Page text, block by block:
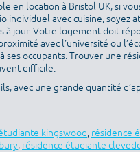
en location à Bristol UK, si
individuel avec cuisine, soyez
jour. Votre logement doit
avec l’université ou
occupants. Trouver une
difficile.
avec une grande quantité
kingswood, résidence
, résidence étudiante